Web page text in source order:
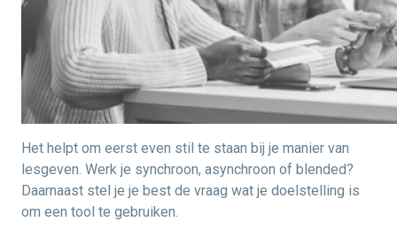
Het helpt om eerst even stil te staan bij je manier van
lesgeven. Werk je synchroon, asynchroon of blended?
Daarnaast stel je je best de vraag wat je doelstelling is
om een tool te gebruiken.